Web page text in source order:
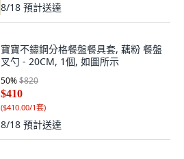
8/18 預計送達
寶寶不鏽鋼分格餐盤餐具套, 藕粉 餐盤
叉勺 - 20CM, 1個, 如圖所示
50%$820
$410
($410.00/1套)
8/18 預計送達